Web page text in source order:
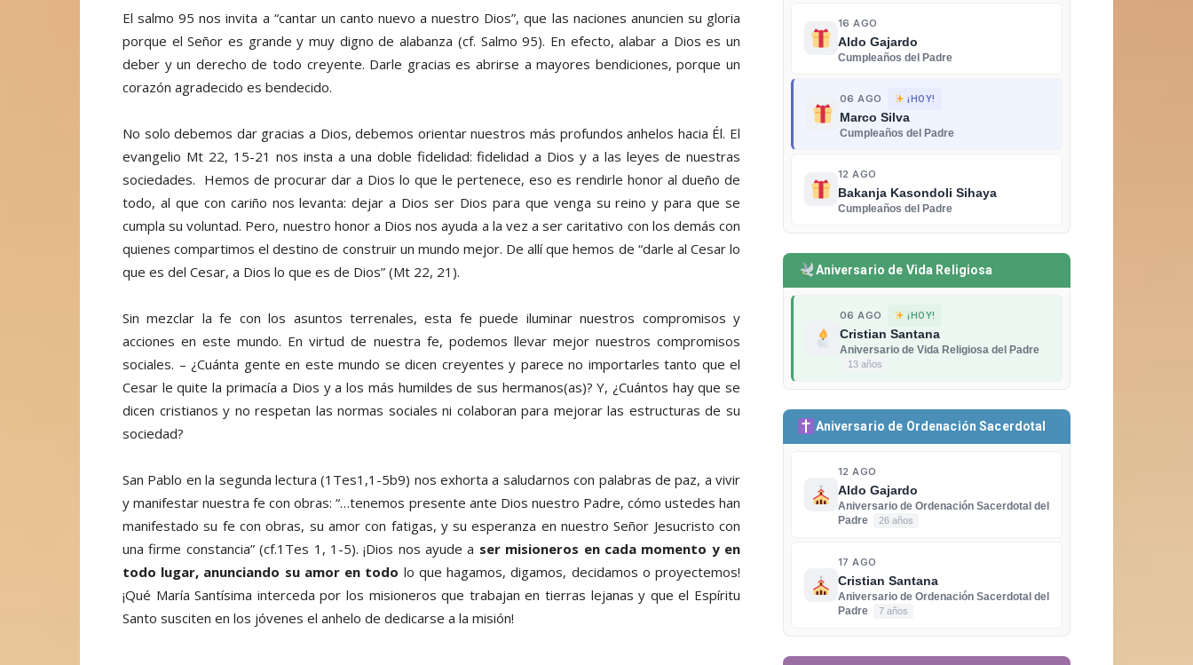
El salmo 95 nos invita a “cantar un canto nuevo a nuestro Dios”, que las naciones anuncien su gloria
porque el Señor es grande y muy digno de alabanza (cf. Salmo 95). En efecto, alabar a Dios es un
deber y un derecho de todo creyente. Darle gracias es abrirse a mayores bendiciones, porque un
corazón agradecido es bendecido.
No solo debemos dar gracias a Dios, debemos orientar nuestros más profundos anhelos hacia Él. El
evangelio Mt 22, 15-21 nos insta a una doble fidelidad: fidelidad a Dios y a las leyes de nuestras
sociedades. Hemos de procurar dar a Dios lo que le pertenece, eso es rendirle honor al dueño de
todo, al que con cariño nos levanta: dejar a Dios ser Dios para que venga su reino y para que se
cumpla su voluntad. Pero, nuestro honor a Dios nos ayuda a la vez a ser caritativo con los demás con
quienes compartimos el destino de construir un mundo mejor. De allí que hemos de “darle al Cesar lo
que es del Cesar, a Dios lo que es de Dios” (Mt 22, 21).
Sin mezclar la fe con los asuntos terrenales, esta fe puede iluminar nuestros compromisos y
acciones en este mundo. En virtud de nuestra fe, podemos llevar mejor nuestros compromisos
sociales. – ¿Cuánta gente en este mundo se dicen creyentes y parece no importarles tanto que el
Cesar le quite la primacía a Dios y a los más humildes de sus hermanos(as)? Y, ¿Cuántos hay que se
dicen cristianos y no respetan las normas sociales ni colaboran para mejorar las estructuras de su
sociedad?
San Pablo en la segunda lectura (1Tes1,1-5b9) nos exhorta a saludarnos con palabras de paz, a vivir
y manifestar nuestra fe con obras: “…tenemos presente ante Dios nuestro Padre, cómo ustedes han
manifestado su fe con obras, su amor con fatigas, y su esperanza en nuestro Señor Jesucristo con
una firme constancia” (cf.1Tes 1, 1-5). ¡Dios nos ayude a ser misioneros en cada momento y en
todo lugar, anunciando su amor en todo lo que hagamos, digamos, decidamos o proyectemos!
¡Qué María Santísima interceda por los misioneros que trabajan en tierras lejanas y que el Espíritu
Santo susciten en los jóvenes el anhelo de dedicarse a la misión!
16 AGO
Aldo Gajardo
Cumpleaños del Padre
06 AGO ¡HOY!
Marco Silva
Cumpleaños del Padre
12 AGO
Bakanja Kasondoli Sihaya
Cumpleaños del Padre
Aniversario de Vida Religiosa
06 AGO ¡HOY!
Cristian Santana
Aniversario de Vida Religiosa del Padre
13 años
Aniversario de Ordenación Sacerdotal
12 AGO
Aldo Gajardo
Aniversario de Ordenación Sacerdotal del
Padre
26 años
17 AGO
Cristian Santana
Aniversario de Ordenación Sacerdotal del
Padre
7 años